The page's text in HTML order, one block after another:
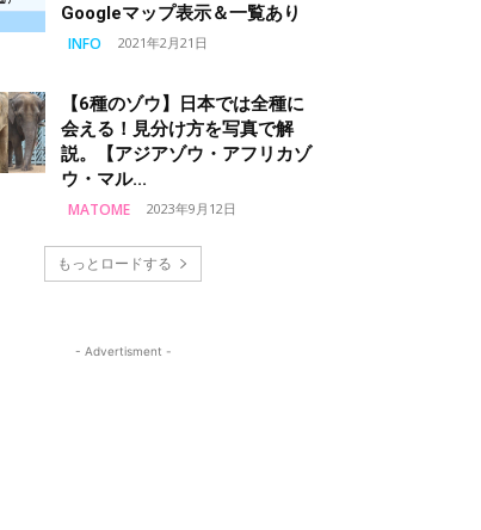
Googleマップ表示＆一覧あり
INFO 2021年2月21日
【6種のゾウ】日本では全種に
会える！見分け方を写真で解
説。【アジアゾウ・アフリカゾ
ウ・マル...
MATOME 2023年9月12日
もっとロードする
- Advertisment -